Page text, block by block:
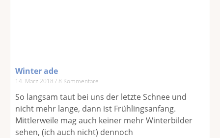
Winter ade
14. März 2018 8 Kommentare
So langsam taut bei uns der letzte Schnee und
nicht mehr lange, dann ist Frühlingsanfang.
Mittlerweile mag auch keiner mehr Winterbilder
sehen, (ich auch nicht) dennoch